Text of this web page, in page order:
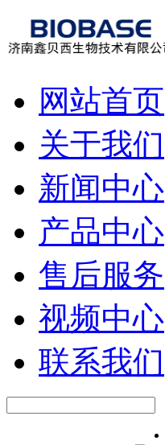
网站首页
关于我们
新闻中心
产品中心
售后服务
视频中心
联系我们